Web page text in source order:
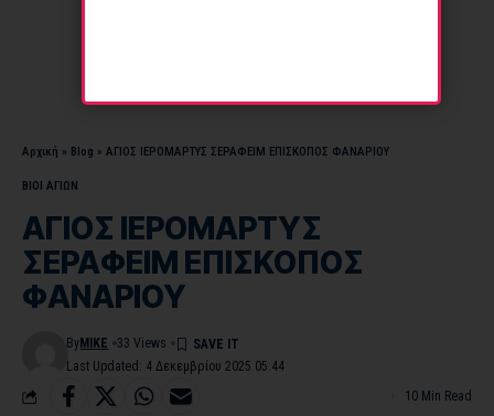
Αρχική » Blog » ΑΓΙΟΣ ΙΕΡΟΜΑΡΤΥΣ ΣΕΡΑΦΕΙΜ ΕΠΙΣΚΟΠΟΣ ΦΑΝΑΡΙΟΥ
ΒΙΟΙ ΑΓΙΩΝ
ΑΓΙΟΣ ΙΕΡΟΜΑΡΤΥΣ
ΣΕΡΑΦΕΙΜ ΕΠΙΣΚΟΠΟΣ
ΦΑΝΑΡΙΟΥ
Last Updated: 4 Δεκεμβρίου 2025 05:44
By MIKE 33 Views
10 Min Read